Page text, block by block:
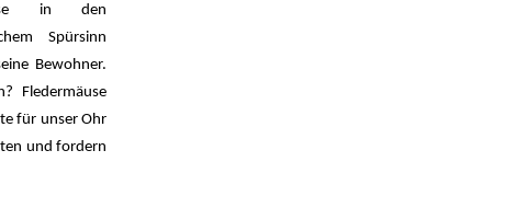
in den
Spürsinn
Bewohner.
Fledermäuse
für unser Ohr
und fordern